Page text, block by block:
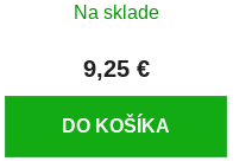
Na sklade
9,25 €
DO KOŠÍKA